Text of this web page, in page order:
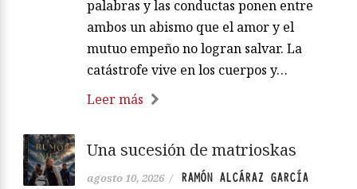
palabras y las conductas ponen entre
ambos un abismo que el amor y el
mutuo empeño no logran salvar. La
catástrofe vive en los cuerpos y…
Leer más
Una sucesión de matrioskas
agosto 10, 2026 / RAMÓN ALCÁRAZ GARCÍA